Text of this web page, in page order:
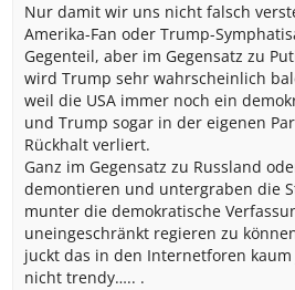
Nur damit wir uns nicht falsch
Amerika-Fan oder Trump-
Gegenteil, aber im Gegensatz zu
wird Trump sehr wahrscheinlich
weil die USA immer noch ein
und Trump sogar in der eigenen
Rückhalt verliert.
Ganz im Gegensatz zu Russland
demontieren und untergraben die
munter die demokratische
uneingeschränkt regieren zu
juckt das in den Internetforen
nicht trendy….. .